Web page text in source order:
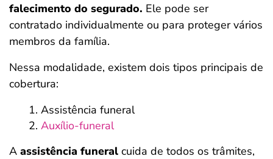
falecimento do segurado. Ele pode ser
contratado individualmente ou para proteger vários
membros da família.
Nessa modalidade, existem dois tipos principais de
cobertura:
Assistência funeral
Auxílio-funeral
A assistência funeral cuida de todos os trâmites,